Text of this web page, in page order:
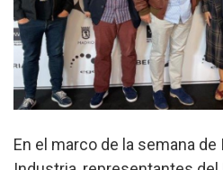
En el marco de la semana